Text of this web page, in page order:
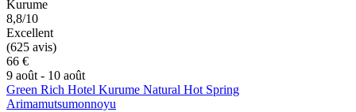
Kurume
8,8/10
Excellent
(625 avis)
66 €
9 août - 10 août
Green Rich Hotel Kurume Natural Hot Spring
Arimamutsumonnoyu